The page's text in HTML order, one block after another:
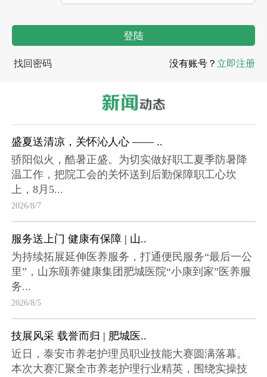
找回密码 没有账号？ 立即注册
盛夏送清凉，关怀沁人心 —— ..
骄阳似火，酷暑正盛。为切实做好职工夏季防暑降
温工作，把院工会的关怀送到后勤保障职工心坎
上，8月5...
2026/8/7
服务送上门 健康有保障 | 山..
为持续拓展延伸医养服务，打通便民服务“最后一公
里”，山东颐养健康集团肥城医院“小康到家”医养服
务...
2026/8/5
技展风采 载誉而归 | 肥城医..
近日，泰安市养老护理员职业技能大赛圆满落幕。
本次大赛汇聚全市养老护理行业精英，围绕实操技